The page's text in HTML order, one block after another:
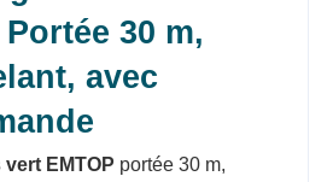
Portée 30 m,
avec
vert EMTOP portée 30 m,